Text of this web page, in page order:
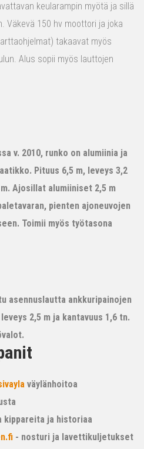
keularampin myötä ja sillä
Väkevä 150 hv moottori ja joka
takaavat myös
Alus sopii myös lauttojen
v. 2010, runko on alumiinia ja
Pituus 6,5 m, leveys 3,2
Ajosillat alumiiniset 2,5 m
pienten ajoneuvojen
Toimii myös työtasona
asennuslautta ankkuripainojen
2,5 m ja kantavuus 1,6 tn.
väylänhoitoa
kippareita ja historiaa
- nosturi ja lavettikuljetukset